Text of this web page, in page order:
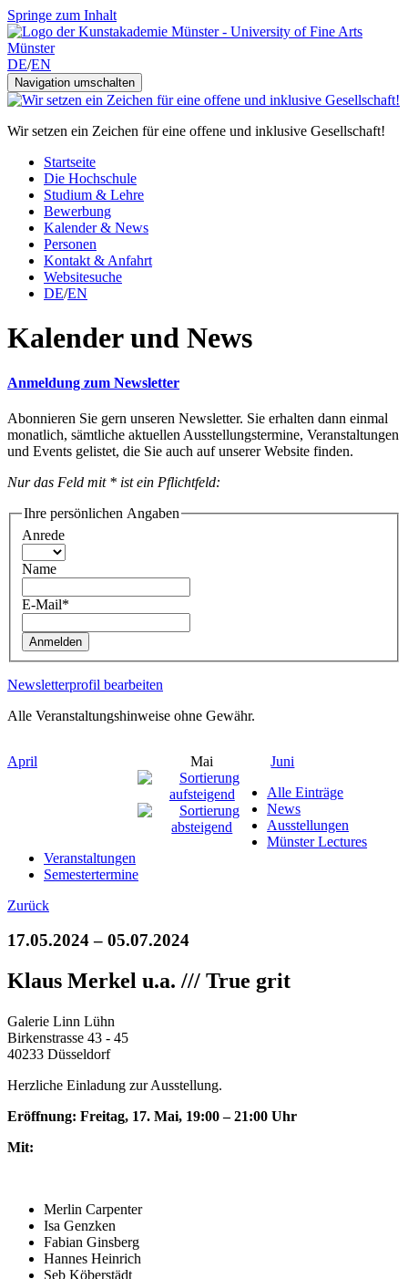
Springe zum Inhalt
DE/EN
Navigation umschalten
Wir setzen ein Zeichen für eine offene und inklusive Gesellschaft!
Startseite
Die Hochschule
Studium & Lehre
Bewerbung
Kalender & News
Personen
Kontakt & Anfahrt
Websitesuche
DE/EN
Kalender und News
Anmeldung zum Newsletter
Abonnieren Sie gern unseren Newsletter. Sie erhalten dann einmal
monatlich, sämtliche aktuellen Ausstellungstermine, Veranstaltungen
und Events gelistet, die Sie auch auf unserer Website finden.
Nur das Feld mit * ist ein Pflichtfeld:
Ihre persönlichen Angaben
Anrede
Name
E-Mail*
Anmelden
Newsletterprofil bearbeiten
Alle Veranstaltungshinweise ohne Gewähr.
April Mai
Juni
Alle Einträge
News
Ausstellungen
Münster Lectures
Veranstaltungen
Semestertermine
Zurück
17.05.2024 – 05.07.2024
Klaus Merkel u.a. /// True grit
Galerie Linn Lühn
Birkenstrasse 43 - 45
40233 Düsseldorf
Herzliche Einladung zur Ausstellung.
Eröffnung: Freitag, 17. Mai, 19:00 – 21:00 Uhr
Mit:
Merlin Carpenter
Isa Genzken
Fabian Ginsberg
Hannes Heinrich
Seb Köberstädt